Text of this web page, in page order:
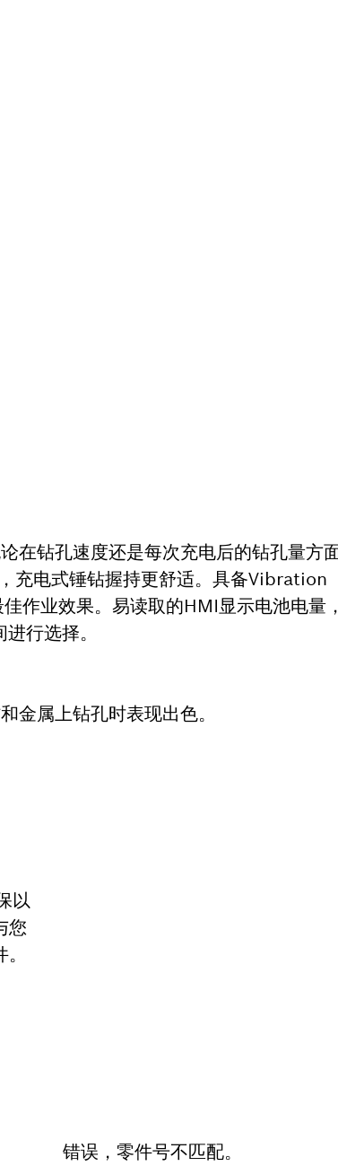
在钻孔速度还是每次充电后的钻孔量方
充电式锤钻握持更舒适。具备Vibration
作业效果。易读取的HMI显示电池电量
行选择。
属上钻孔时表现出色。
以
您
错误，零件号不匹配。